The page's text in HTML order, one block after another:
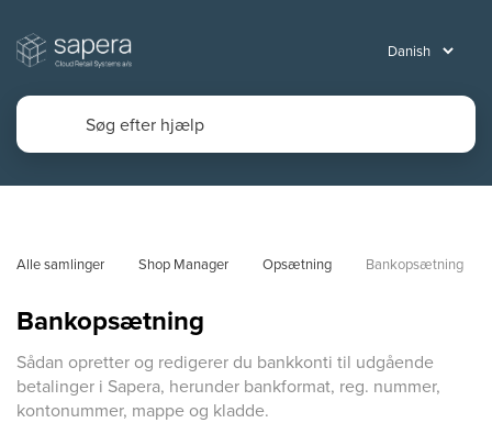
Alle samlinger Shop Manager Opsætning Bankopsætning
Bankopsætning
Sådan opretter og redigerer du bankkonti til udgående
betalinger i Sapera, herunder bankformat, reg. nummer,
kontonummer, mappe og kladde.